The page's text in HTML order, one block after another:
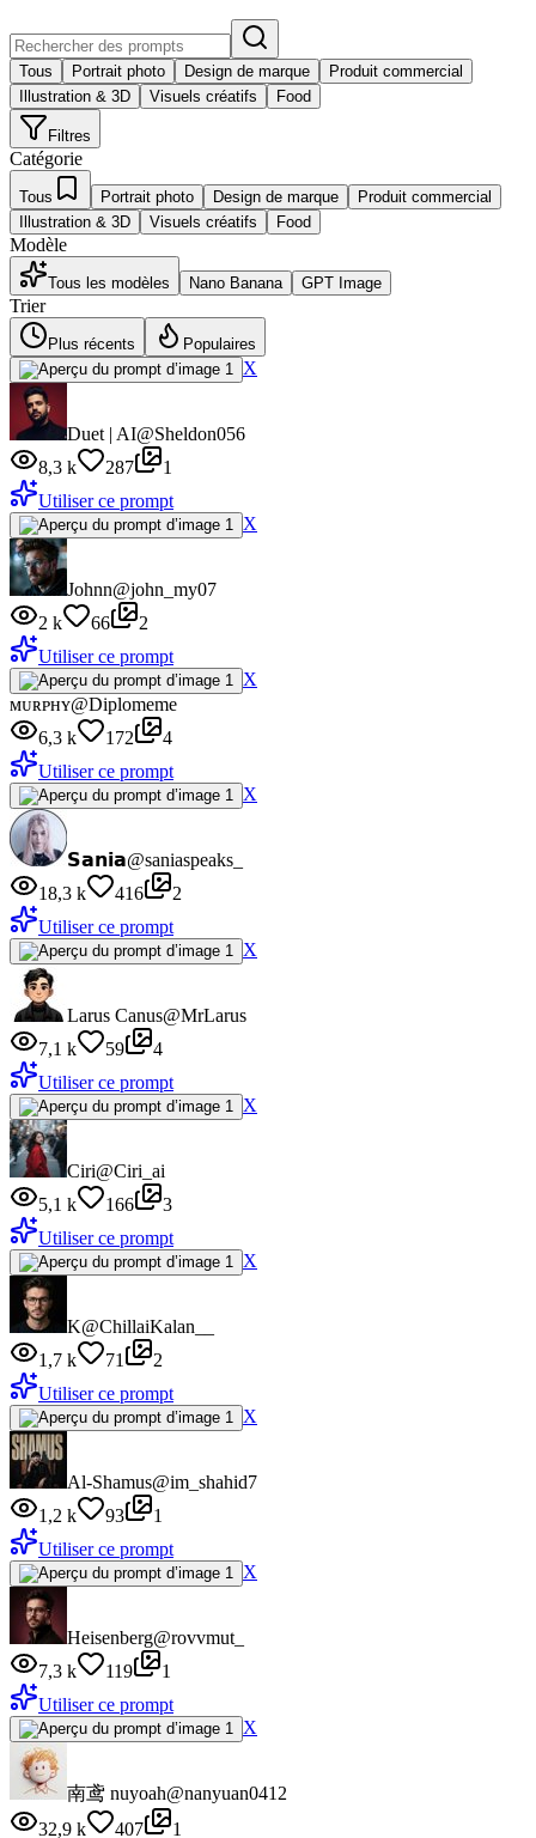
Tous Portrait photo Design de marque
Produit commercial
Illustration & 3D
Visuels créatifs Food
Filtres
Catégorie
Tous Portrait photo Design de marque
Produit commercial
Illustration & 3D
Visuels créatifs Food
Modèle
Tous les modèles Nano Banana GPT Image
Trier
Plus récents Populaires
X
Duet | AI@Sheldon056
8,3 k
287
1
Utiliser ce prompt
X
Johnn@john_my07
2 k
66
2
Utiliser ce prompt
X
ᴍᴜʀᴘʜʏ@Diplomeme
6,3 k
172
4
Utiliser ce prompt
X
𝗦𝗮𝗻𝗶𝗮@saniaspeaks_
18,3 k
416
2
Utiliser ce prompt
X
Larus Canus@MrLarus
7,1 k
59
4
Utiliser ce prompt
X
Ciri@Ciri_ai
5,1 k
166
3
Utiliser ce prompt
X
K@ChillaiKalan__
1,7 k
71
2
Utiliser ce prompt
X
Al-Shamus@im_shahid7
1,2 k
93
1
Utiliser ce prompt
X
Heisenberg@rovvmut_
7,3 k
119
1
Utiliser ce prompt
X
南鸢 nuyoah@nanyuan0412
32,9 k
407 1